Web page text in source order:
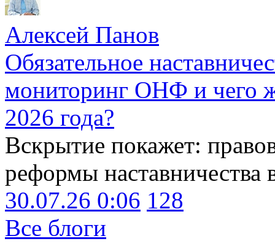
Алексей Панов
Обязательное
мониторинг ОНФ и чего
2026 года?
Вскрытие покажет:
реформы наставничества
30.07.26 0:06 128
Все блоги